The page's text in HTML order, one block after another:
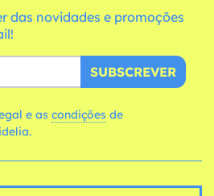
das novidades e promoções
SUBSCREVER
e as condições